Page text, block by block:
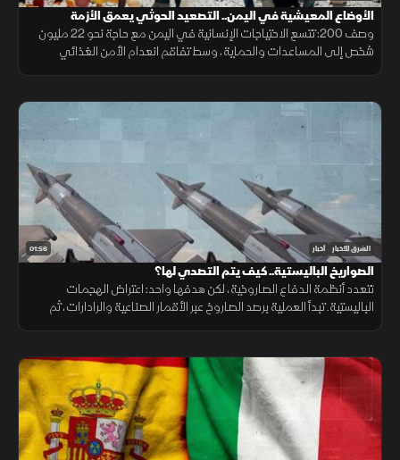
الأوضاع المعيشية في اليمن.. التصعيد الحوثي يعمق الأزمة
وصف 200: تتسع الاحتياجات الإنسانية في اليمن مع حاجة نحو 22 مليون
شخص إلى المساعدات والحماية، وسط تفاقم انعدام الأمن الغذائي
01:56 الشرق للأخبار أخبار
الصواريخ الباليستية.. كيف يتم التصدي لها؟
تتعدد أنظمة الدفاع الصاروخية، لكن هدفها واحد: اعتراض الهجمات
الباليستية. تبدأ العملية برصد الصاروخ عبر الأقمار الصناعية والرادارات، ثم